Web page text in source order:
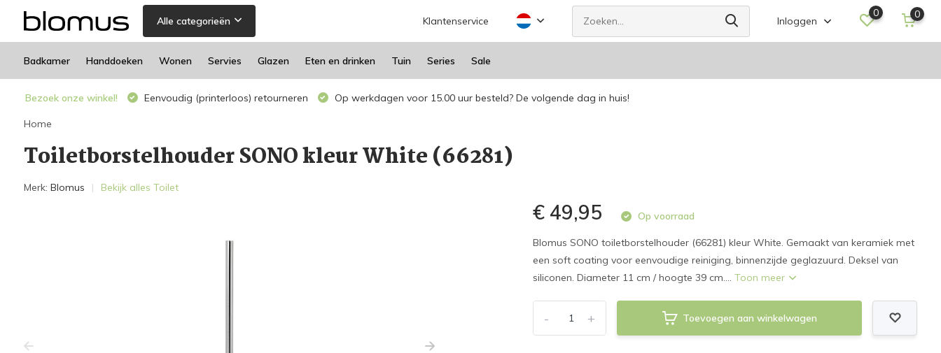
Alle categorieën Klantenservice Inloggen
0 0
Badkamer Handdoeken Wonen Servies Glazen Eten en drinken Tuin Series Sale
Bezoek onze winkel! Eenvoudig (printerloos) retourneren Op werkdagen voor 15.00 uur besteld? De volgende dag in huis!
Home
Toiletborstelhouder SONO kleur White (66281)
Merk: Blomus Bekijk alles Toilet
€ 49,95 Op voorraad
Blomus SONO toiletborstelhouder (66281) kleur White. Gemaakt van keramiek met
een soft coating voor eenvoudige reiniging, binnenzijde geglazuurd. Deksel van
siliconen. Diameter 11 cm / hoogte 39 cm....Toon meer
+
- Toevoegen aan winkelwagen